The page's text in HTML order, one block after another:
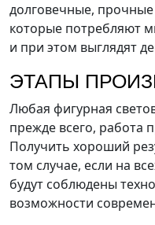
долговечные,
которые потребляют
и при этом выглядят
ЭТАПЫ
Любая фигурная
прежде всего, работа
Получить хороший
том случае, если на
будут соблюдены
возможности